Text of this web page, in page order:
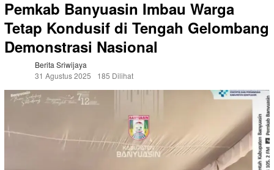
Pemkab Banyuasin Imbau Warga
Tetap Kondusif di Tengah Gelombang
Demonstrasi Nasional
Berita Sriwijaya
31 Agustus 2025
185 Dilihat